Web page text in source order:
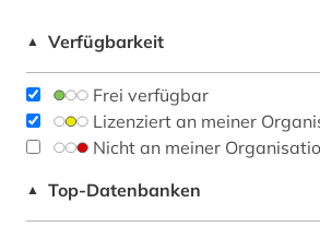
▲ Verfügbarkeit
Frei verfügbar
Lizenziert an meiner
Nicht an meiner
▲ Top-Datenbanken